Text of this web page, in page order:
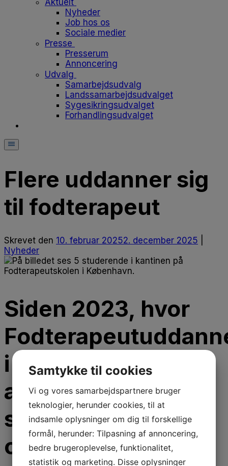
Aktuelt
Nyheder
Job hos os
Sociale medier
Presse
Presserum
Annoncering
Udvalg
Samarbejdsudvalg
Landssamarbejdsudvalget
Sygesikringsudvalget
Forhandlingsudvalget
Flere uddanner sig
til fodterapeut
Skrevet den 10. februar 20252. december 2025
Nyheder
Siden 2023, hvor
i København øgede
antallet af
studiepladser, er
optaget af
Samtykke til cookies
Vi og vores samarbejdspartnere bruger
teknologier, herunder cookies, til at
indsamle oplysninger om dig til forskellige
formål, herunder: Tilpasning af annoncering,
bedre brugeroplevelse, funktionalitet,
statistik og marketing. Disse oplysninger